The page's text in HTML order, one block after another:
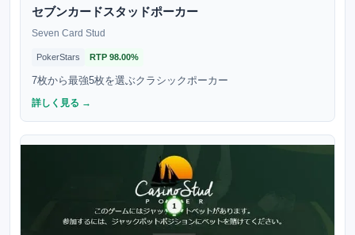
セブンカードスタッドポーカー
Seven Card Stud
PokerStars RTP 98.00%
7枚から最強5枚を選ぶクラシックポーカー
詳しく見る →